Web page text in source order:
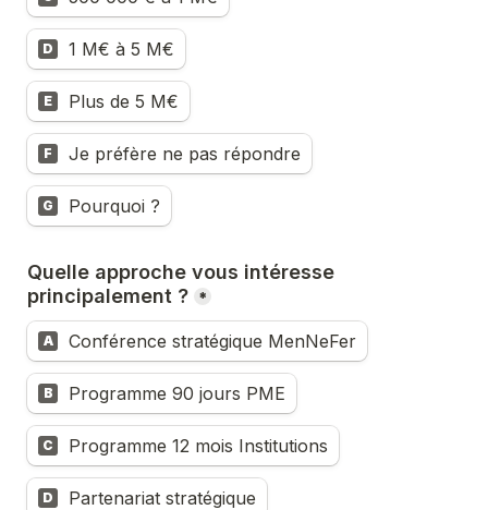
D 1 M€ à 5 M€
E Plus de 5 M€
F Je préfère ne pas répondre
G Pourquoi ?
Quelle approche vous intéresse
principalement ? *
A Conférence stratégique MenNeFer
B Programme 90 jours PME
C Programme 12 mois Institutions
D Partenariat stratégique